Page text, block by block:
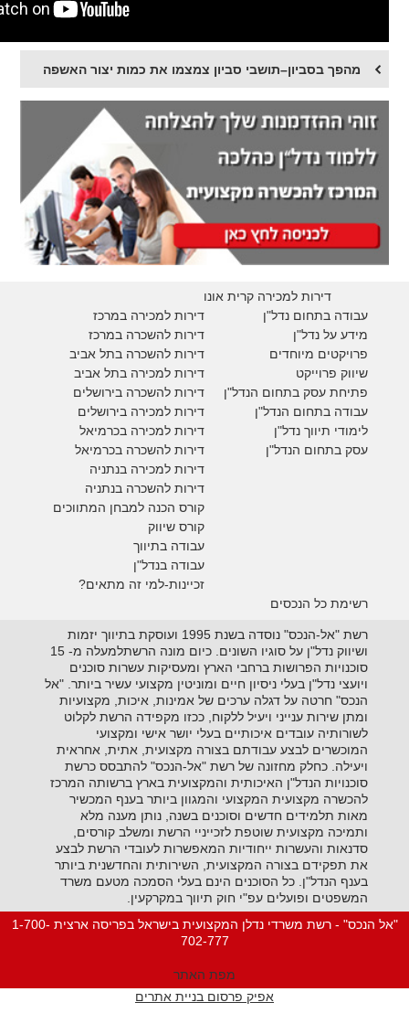
מהפך בסביון–תושבי סביון צמצמו את כמות יצור האשפה
דירות למכירה קרית אונו
דירות למכירה במרכז
דירות להשכרה במרכז
דירות להשכרה בתל אביב
דירות למכירה בתל אביב
דירות להשכרה בירושלים
דירות למכירה בירושלים
דירות למכירה בכרמיאל
דירות להשכרה בכרמיאל
דירות למכירה בנתניה
דירות להשכרה בנתניה
קורס הכנה למבחן המתווכים
קורס שיווק
עבודה בתיווך
עבודה בנדל"ן
זכיינות-למי זה מתאים?
עבודה בתחום נדל"ן
מידע על נדל"ן
פרויקטים מיוחדים
שיווק פרוייקט
פתיחת עסק בתחום הנדל"ן
עבודה בתחום הנדל"ן
לימודי תיווך נדל"ן
עסק בתחום הנדל"ן
רשימת כל הנכסים
רשת "אל-הנכס" נוסדה בשנת 1995 ועוסקת בתיווך יזמות
ושיווק נדל"ן על סוגיו השונים. כיום מונה הרשתלמעלה מ- 15
סוכנויות הפרושות ברחבי הארץ ומעסיקות עשרות סוכנים
ויועצי נדל"ן בעלי ניסיון חיים ומוניטין מקצועי עשיר ביותר. "אל
הנכס" חרטה על דגלה ערכים של אמינות, איכות, מקצועיות
ומתן שירות ענייני ויעיל ללקוח, ככזו מקפידה הרשת לקלוט
לשורותיה עובדים איכותיים בעלי יושר אישי ומקצועי
המוכשרים לבצע עבודתם בצורה מקצועית, אתית, אחראית
ויעילה. כחלק מחזונה של רשת "אל-הנכס" להתבסס כרשת
סוכנויות הנדל"ן האיכותית והמקצועית בארץ ברשותה המרכז
להכשרה מקצועית המקצועי והמגוון ביותר בענף המכשיר
מאות תלמידים חדשים וסוכנים בשנה, נותן מענה מלא
ותמיכה מקצועית שוטפת לזכייניי הרשת ומשלב קורסים,
סדנאות והעשרות ייחודיות המאפשרות לעובדי הרשת לבצע
את תפקידם בצורה המקצועית, השירותית והחדשנית ביותר
בענף הנדל"ן. כל הסוכנים הינם בעלי הסמכה מטעם משרד
המשפטים ופועלים עפ"י חוק תיווך במקרקעין.
"אל הנכס" - רשת משרדי נדלן המקצועית בישראל בפריסה ארצית 1-700-
702-777
מפת האתר
אפיק פרסום בניית אתרים